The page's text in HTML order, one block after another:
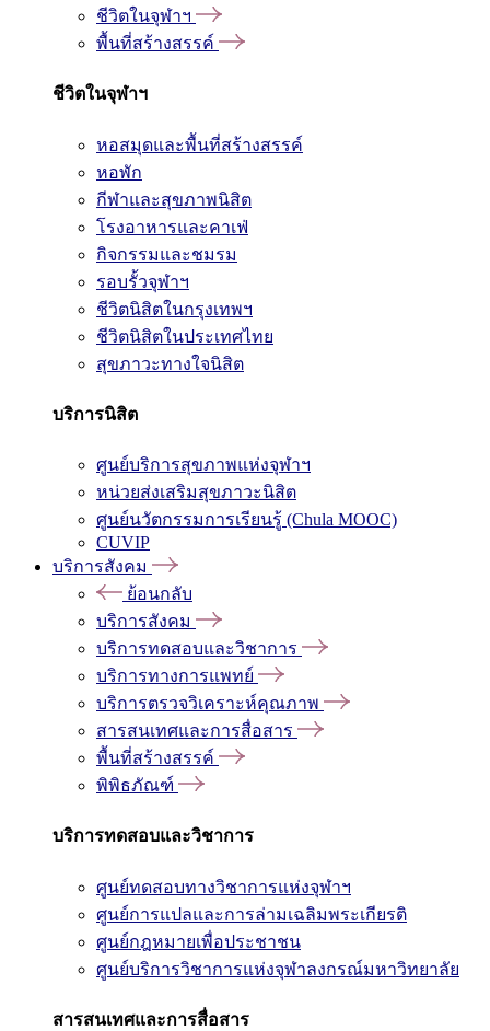
ชีวิตในจุฬาฯ
พื้นที่สร้างสรรค์
ชีวิตในจุฬาฯ
หอสมุดและพื้นที่สร้างสรรค์
หอพัก
กีฬาและสุขภาพนิสิต
โรงอาหารและคาเฟ่
กิจกรรมและชมรม
รอบรั้วจุฬาฯ
ชีวิตนิสิตในกรุงเทพฯ
ชีวิตนิสิตในประเทศไทย
สุขภาวะทางใจนิสิต
บริการนิสิต
ศูนย์บริการสุขภาพแห่งจุฬาฯ
หน่วยส่งเสริมสุขภาวะนิสิต
ศูนย์นวัตกรรมการเรียนรู้ (Chula MOOC)
CUVIP
บริการสังคม
ย้อนกลับ
บริการสังคม
บริการทดสอบและวิชาการ
บริการทางการแพทย์
บริการตรวจวิเคราะห์คุณภาพ
สารสนเทศและการสื่อสาร
พื้นที่สร้างสรรค์
พิพิธภัณฑ์
บริการทดสอบและวิชาการ
ศูนย์ทดสอบทางวิชาการแห่งจุฬาฯ
ศูนย์การแปลและการล่ามเฉลิมพระเกียรติ
ศูนย์กฎหมายเพื่อประชาชน
ศูนย์บริการวิชาการแห่งจุฬาลงกรณ์มหาวิทยาลัย
สารสนเทศและการสื่อสาร